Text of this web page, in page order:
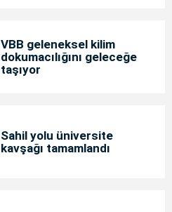
VBB geleneksel kilim
dokumacılığını geleceğe
taşıyor
Sahil yolu üniversite
kavşağı tamamlandı